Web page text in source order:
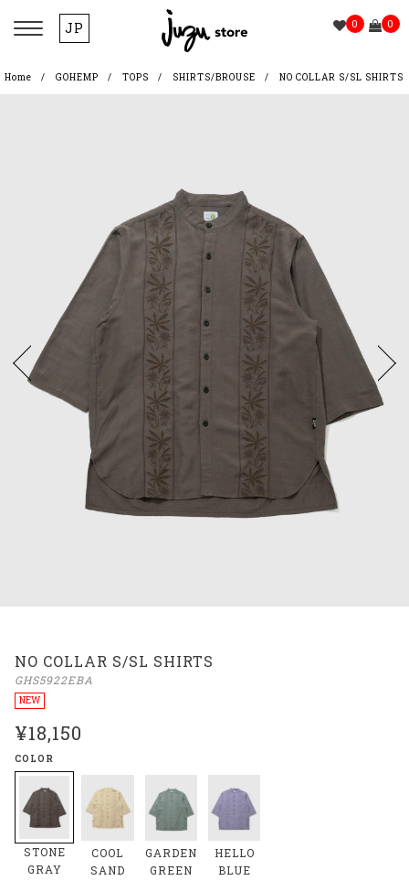
JP 0 0
Home GOHEMP TOPS SHIRTS/BROUSE NO COLLAR S/SL SHIRTS
NO COLLAR S/SL SHIRTS
GHS5922EBA
NEW
¥18,150
COLOR
STONE
GRAY
COOL
SAND
GARDEN
GREEN
HELLO
BLUE